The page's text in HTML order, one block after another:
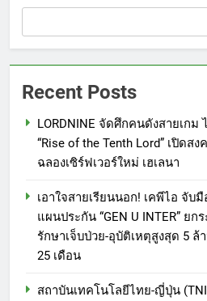
Recent Posts
LORDNINE จัดศึกคนดังสายเก
“Rise of the Tenth Lord” เปิดส
ฉลองเซิร์ฟเวอร์ใหม่ เฮเลนา
เอาใจสายเรียนนอก! เคพีไอ จับ
แผนประกัน “GEN U INTER” ย
รักษาเจ็บป่วย-อุบัติเหตุสูงสุด 5
25 เดือน
สถาบันเทคโนโลยีไทย-ญี่ปุ่น